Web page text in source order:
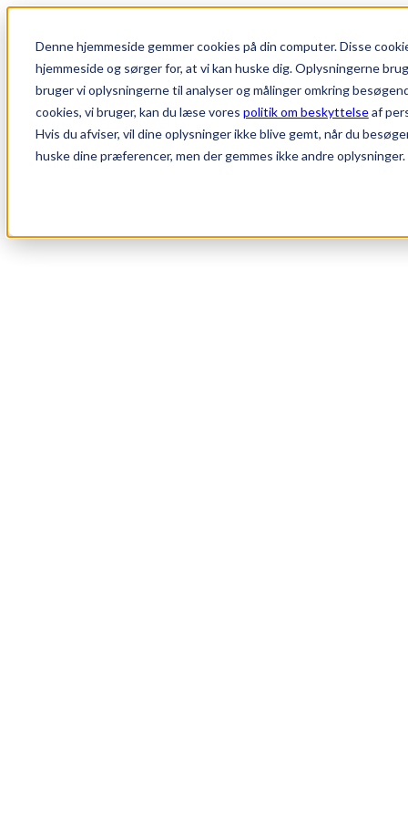
Denne hjemmeside gemmer cookies på din computer. Disse
hjemmeside og sørger for, at vi kan huske dig. Oplysningerne
bruger vi oplysningerne til analyser og målinger omkring
cookies, vi bruger, kan du læse vores politik om beskyttelseaf
Hvis du afviser, vil dine oplysninger ikke blive gemt, når du
huske dine præferencer, men der gemmes ikke andre oplysninger.
Modellerne
E-Outback
Design
Pris og specifikationer